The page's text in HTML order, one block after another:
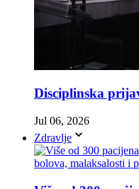
Disciplinska
Jul 06, 2026
Zdravlje